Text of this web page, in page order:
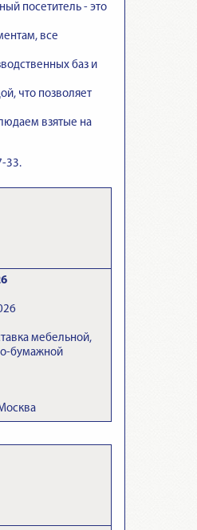
посетитель - это
, все
баз и
, что позволяет
взятые на
33.
мебельной,
бумажной